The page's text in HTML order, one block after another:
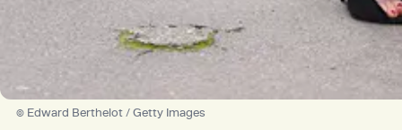
© Edward Berthelot / Getty Images